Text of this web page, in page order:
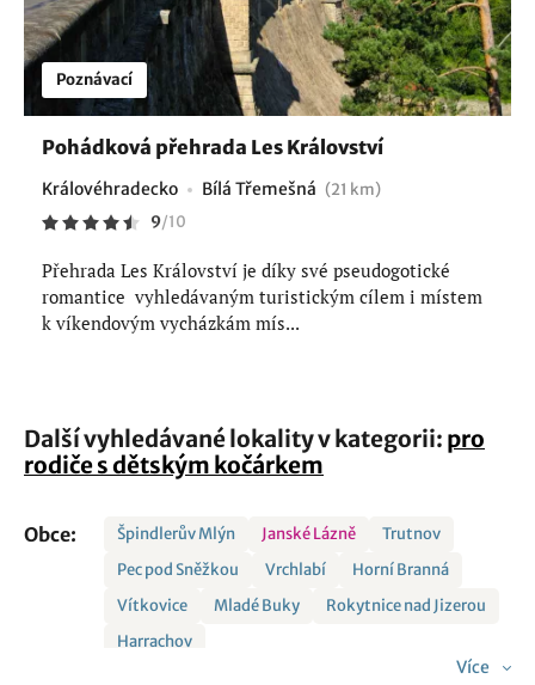
Poznávací
Pohádková přehrada Les Království
Královéhradecko Bílá Třemešná (21 km)
9/10
Přehrada Les Království je díky své pseudogotické
romantice vyhledávaným turistickým cílem i místem
k víkendovým vycházkám mís...
Další vyhledávané lokality v kategorii: pro
rodiče s dětským kočárkem
Obce: Špindlerův Mlýn Janské Lázně
Trutnov
Pec pod Sněžkou
Vrchlabí
Horní Branná
Vítkovice
Mladé Buky
Rokytnice nad Jizerou
Harrachov
Více